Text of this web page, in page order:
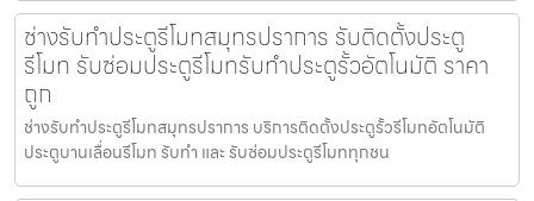
ช่างรับทำประตูรีโมทสมุทรปราการ รับติดตั้งประตู
รีโมท รับซ่อมประตูรีโมทรับทำประตูรั้วอัตโนมัติ ราคา
ถูก
ช่างรับทำประตูรีโมทสมุทรปราการ บริการติดตั้งประตูรั้วรีโมทอัตโนมัติ
ประตูบานเลื่อนรีโมท รับทำ และ รับซ่อมประตูรีโมททุกชน